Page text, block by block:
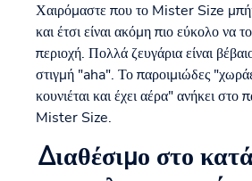
Χαιρόμαστε που το Mister Size
και έτσι είναι ακόμη πιο εύκολο να
περιοχή. Πολλά ζευγάρια είναι
στιγμή "aha". Το παροιμιώδες
κουνιέται και έχει αέρα" ανήκει στο
Mister Size.
Διαθέσιμο στο